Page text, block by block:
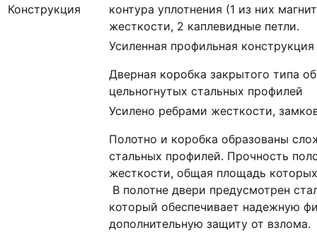
Конструкция
контура уплотнения (1 из них
жесткости, 2 каплевидные петли.
Усиленная профильная конструкция
Дверная коробка закрытого типа
цельногнутых стальных профилей
Усилено ребрами жесткости,
Полотно и коробка образованы
стальных профилей. Прочность
жесткости, общая площадь
В полотне двери предусмотрен
который обеспечивает надежную
дополнительную защиту от взлома.